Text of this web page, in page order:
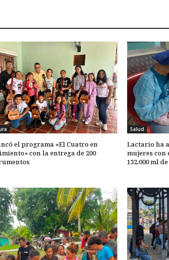
el programa «El Cuatro en
con la entrega de 200
Salud
Lactario ha
mujeres con
132.000 ml